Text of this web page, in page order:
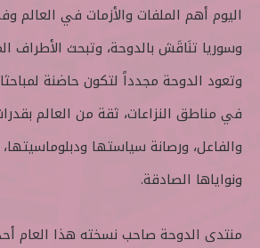
اليوم أهم الملفات والأزمات في العالم
وسوريا تنَاقَش بالدوحة، وتبحث الأطراف
وتعود الدوحة مجدداً لتكون حاضنة
في مناطق النزاعات، ثقة من العالم
والفاعل، ورصانة سياستها
ونواياها الصادقة.
منتدى الدوحة صاحب نسخته هذا العام